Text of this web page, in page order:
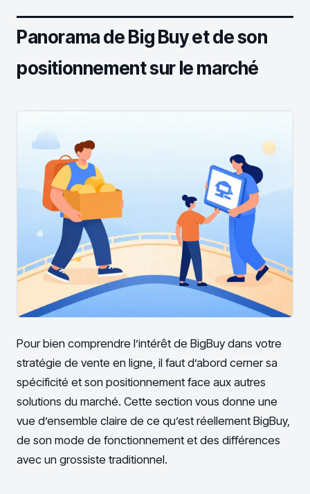
Panorama de Big Buy et de son
positionnement sur le marché
Pour bien comprendre l’intérêt de BigBuy dans votre
stratégie de vente en ligne, il faut d’abord cerner sa
spécificité et son positionnement face aux autres
solutions du marché. Cette section vous donne une
vue d’ensemble claire de ce qu’est réellement BigBuy,
de son mode de fonctionnement et des différences
avec un grossiste traditionnel.